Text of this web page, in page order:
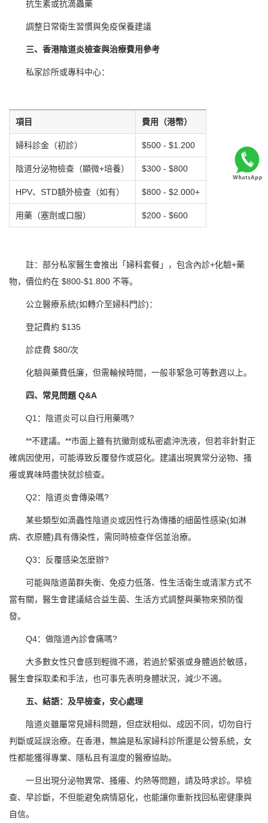
抗生素或抗滴蟲藥
調整日常衛生習慣與免疫保養建議
三、香港陰道炎檢查與治療費用參考
私家診所或專科中心：
項目 費用（港幣）
婦科診金（初診） $500 - $1.200
陰道分泌物檢查（顯微+培養） $300 - $800
HPV、STD額外檢查（如有） $800 - $2.000+
用藥（塞劑或口服） $200 - $600
註：部分私家醫生會推出「婦科套餐」，包含內診+化驗+藥
物，價位約在 $800-$1.800 不等。
公立醫療系統(如轉介至婦科門診)：
登記費約 $135
診症費 $80/次
化驗與藥費低廉，但需輪候時間，一般非緊急可等數週以上。
四、常見問題 Q&A
Q1：陰道炎可以自行用藥嗎?
**不建議。**市面上雖有抗黴劑或私密處沖洗液，但若非針對正
確病因使用，可能導致反覆發作或惡化。建議出現異常分泌物、搔
癢或異味時盡快就診檢查。
Q2：陰道炎會傳染嗎?
某些類型如滴蟲性陰道炎或因性行為傳播的細菌性感染(如淋
病、衣原體)具有傳染性，需同時檢查伴侶並治療。
Q3：反覆感染怎麼辦?
可能與陰道菌群失衡、免疫力低落、性生活衛生或清潔方式不
當有關，醫生會建議結合益生菌、生活方式調整與藥物來預防復
發。
Q4：做陰道內診會痛嗎?
大多數女性只會感到輕微不適，若過於緊張或身體過於敏感，
醫生會採取柔和手法，也可事先表明身體狀況，減少不適。
五、結語：及早檢查，安心處理
陰道炎雖屬常見婦科問題，但症狀相似、成因不同，切勿自行
判斷或延誤治療。在香港，無論是私家婦科診所還是公營系統，女
性都能獲得專業、隱私且有溫度的醫療協助。
一旦出現分泌物異常、搔癢、灼熱等問題，請及時求診。早檢
查、早診斷，不但能避免病情惡化，也能讓你重新找回私密健康與
自信。